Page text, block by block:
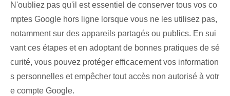
N'oubliez pas qu'il est essentiel de conserver tous vos co
mptes Google hors ligne lorsque vous ne les utilisez pas,
notamment sur des appareils partagés ou publics. En sui
vant ces étapes et en adoptant de bonnes pratiques de sé
curité, vous pouvez protéger efficacement vos information
s personnelles et empêcher tout accès non autorisé à votr
e compte Google.